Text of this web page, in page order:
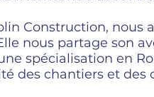
Construction, nous
nous partage son
spécialisation en
des chantiers et des